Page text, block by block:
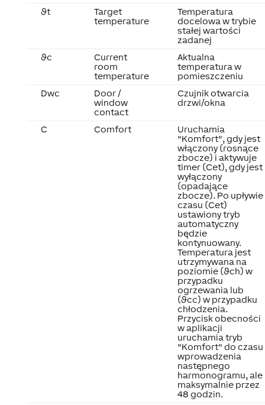
ϑt
Target
temperature
Temperatura
docelowa w trybie
stałej wartości
zadanej
ϑc
Current
room
temperature
Aktualna
temperatura w
pomieszczeniu
Dwc
Door /
window
contact
Czujnik otwarcia
drzwi/okna
C Comfort
Uruchamia
"Komfort", gdy jest
włączony (rosnące
zbocze) i aktywuje
timer (Cet), gdy jest
wyłączony
(opadające
zbocze). Po upływie
czasu (Cet)
ustawiony tryb
automatyczny
będzie
kontynuowany.
Temperatura jest
utrzymywana na
poziomie (ϑch) w
przypadku
ogrzewania lub
(ϑcc) w przypadku
chłodzenia.
Przycisk obecności
w aplikacji
uruchamia tryb
"Komfort" do czasu
wprowadzenia
następnego
harmonogramu, ale
maksymalnie przez
48 godzin.